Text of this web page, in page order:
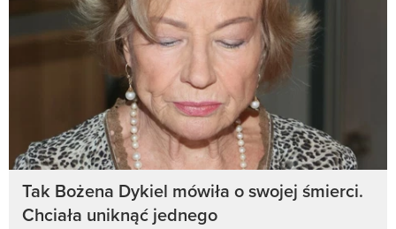
Tak Bożena Dykiel mówiła o swojej śmierci.
Chciała uniknąć jednego